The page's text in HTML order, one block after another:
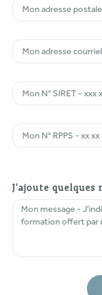
J'ajoute